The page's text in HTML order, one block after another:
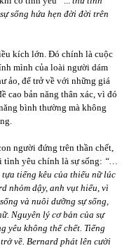
sống hứa hẹn đời đời trên
kích lớn. Đó chính là cuộc
mình của loài người dám
ảo, để trở về với những giá
cao bản năng thân xác, vì đó
bình thường mà không
người đứng trên thần chết,
yêu chính là sự sống: “…
tiếng kêu của thiếu nữ lúc
nhỏm dậy, anh vụt hiểu, vì
và nuôi dưỡng sự sống,
Nguyên lý cơ bản của sự
yêu không thể chết. Tiếng
về. Bernard phát lên cười